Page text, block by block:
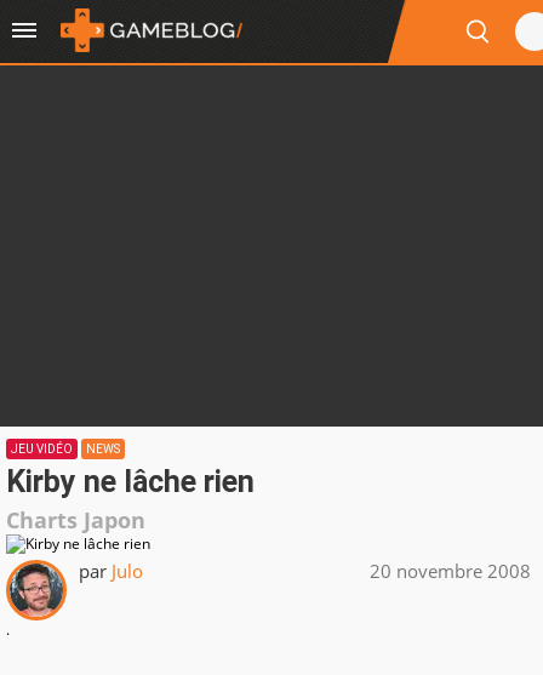
JEU VIDÉO NEWS
Kirby ne lâche rien
Charts Japon
par Julo 20 novembre 2008
.